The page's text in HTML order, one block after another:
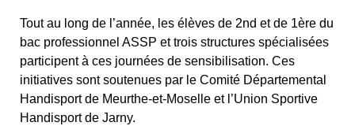
Tout au long de l’année, les élèves de 2nd et de 1ère du
bac professionnel ASSP et trois structures spécialisées
participent à ces journées de sensibilisation. Ces
initiatives sont soutenues par le Comité Départemental
Handisport de Meurthe-et-Moselle et l’Union Sportive
Handisport de Jarny.